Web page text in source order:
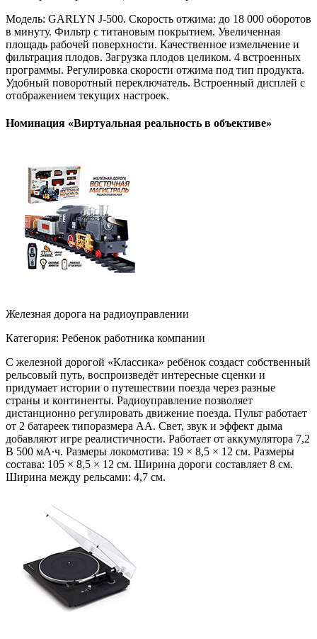
Модель: GARLYN J-500. Скорость отжима: до 18 000 оборотов
в минуту. Фильтр с титановым покрытием. Увеличенная
площадь рабочей поверхности. Качественное измельчение и
фильтрация плодов. Загрузка плодов целиком. 4 встроенных
программы. Регулировка скорости отжима под тип продукта.
Удобный поворотный переключатель. Встроенный дисплей с
отображением текущих настроек.
Номинация «Виртуальная реальность в объективе»
Железная дорога на радиоуправлении
Категория: Ребенок работника компании
С железной дорогой «Классика» ребёнок создаст собственный
рельсовый путь, воспроизведёт интересные сценки и
придумает истории о путешествии поезда через разные
страны и континенты. Радиоуправление позволяет
дистанционно регулировать движение поезда. Пульт работает
от 2 батареек типоразмера АА. Свет, звук и эффект дыма
добавляют игре реалистичности. Работает от аккумулятора 7,2
В 500 мА∙ч. Размеры локомотива: 19 × 8,5 × 12 см. Размеры
состава: 105 × 8,5 × 12 см. Ширина дороги составляет 8 см.
Ширина между рельсами: 4,7 см.